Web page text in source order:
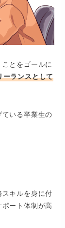
とをゴールに
ーランスとして
いる卒業生の
キルを身に付
ート体制が高